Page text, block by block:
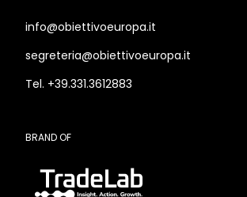
info@obiettivoeuropa.it
segreteria@obiettivoeuropa.it
Tel. +39.331.3612883
BRAND OF